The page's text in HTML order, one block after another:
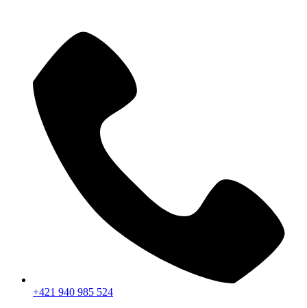
+421 940 985 524